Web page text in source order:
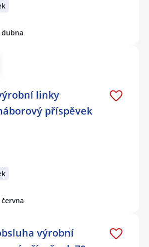
dubna
linky
příspěvek
výrobní